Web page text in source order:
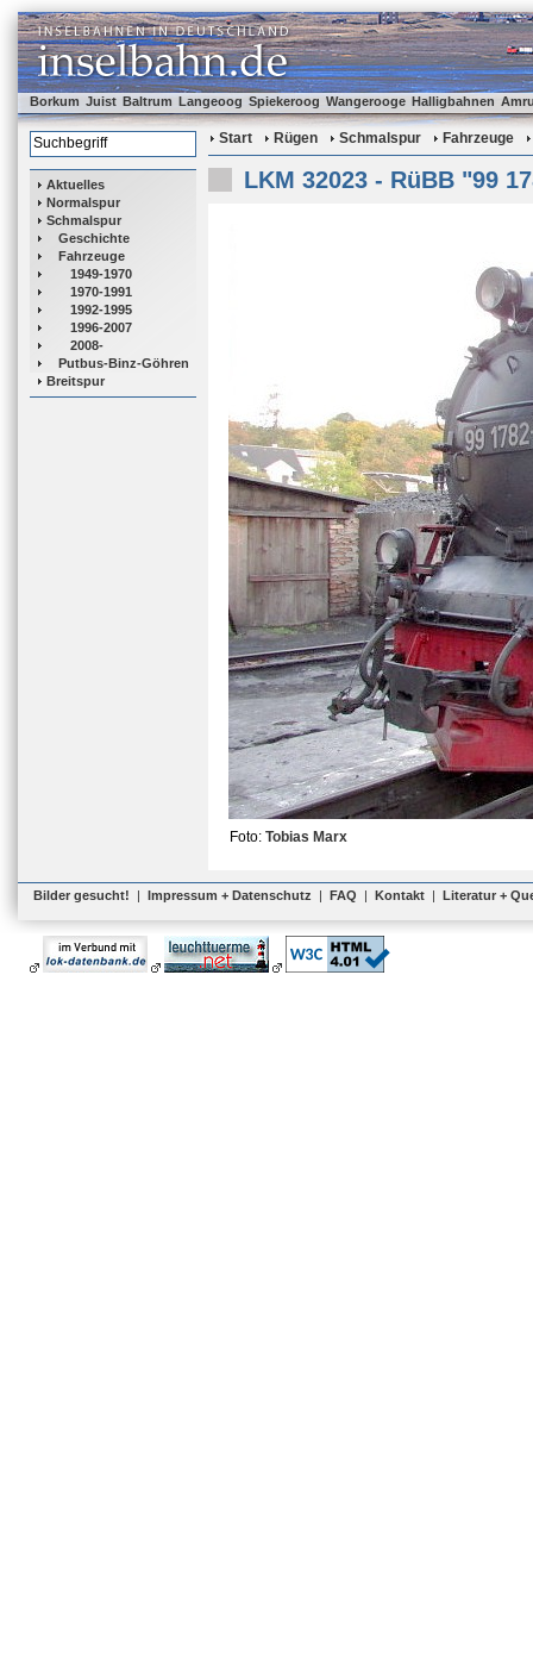
Borkum Juist Baltrum Langeoog Spiekeroog Wangerooge Halligbahnen
Aktuelles
Normalspur
Schmalspur
Geschichte
Fahrzeuge
1949-1970
1970-1991
1992-1995
1996-2007
2008-
Putbus-Binz-Göhren
Breitspur
Start Rügen Schmalspur Fahrzeuge
LKM 32023 - RüBB "99
Foto: Tobias Marx
Bilder gesucht! | Impressum + Datenschutz | FAQ | Kontakt | Literatur +